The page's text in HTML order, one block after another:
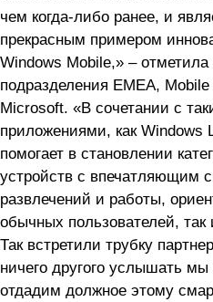
чем когда-либо ранее, и
прекрасным примером
Windows Mobile,» –
подразделения EMEA,
Microsoft. «В сочетании с
приложениями, как Windows
помогает в становлении
устройств с впечатляющим
развлечений и работы,
обычных пользователей,
Так встретили трубку
ничего другого услышать
отдадим должное этому